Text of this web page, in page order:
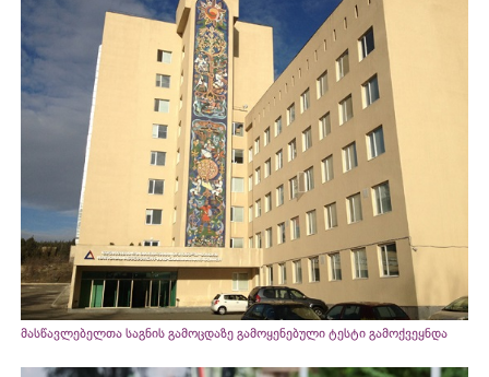
მასწავლებელთა საგნის გამოცდაზე გამოყენებული ტესტი გამოქვეყნდა